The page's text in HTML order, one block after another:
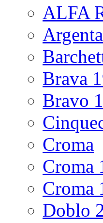
ALFA
Brava
Bravo
Croma
Croma
Croma
Doblo